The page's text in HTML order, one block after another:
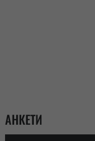
АНКЕТИ